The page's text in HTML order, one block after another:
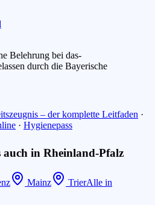
Belehrung bei das-
durch die Bayerische
– der komplette Leitfaden ·
· Hygienepass
auch in Rheinland-Pfalz
Mainz TrierAlle in